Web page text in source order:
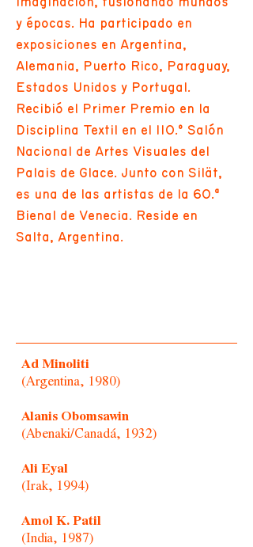
y épocas. Ha participado en
exposiciones en Argentina,
Alemania, Puerto Rico, Paraguay,
Estados Unidos y Portugal.
Recibió el Primer Premio en la
Disciplina Textil en el 110.º Salón
Nacional de Artes Visuales del
Palais de Glace. Junto con Silät,
es una de las artistas de la 60.ª
Bienal de Venecia. Reside en
Salta, Argentina.
Ad Minoliti
(Argentina, 1980)
Alanis Obomsawin
(Abenaki/Canadá, 1932)
Ali Eyal
(Irak, 1994)
Amol K. Patil
(India, 1987)